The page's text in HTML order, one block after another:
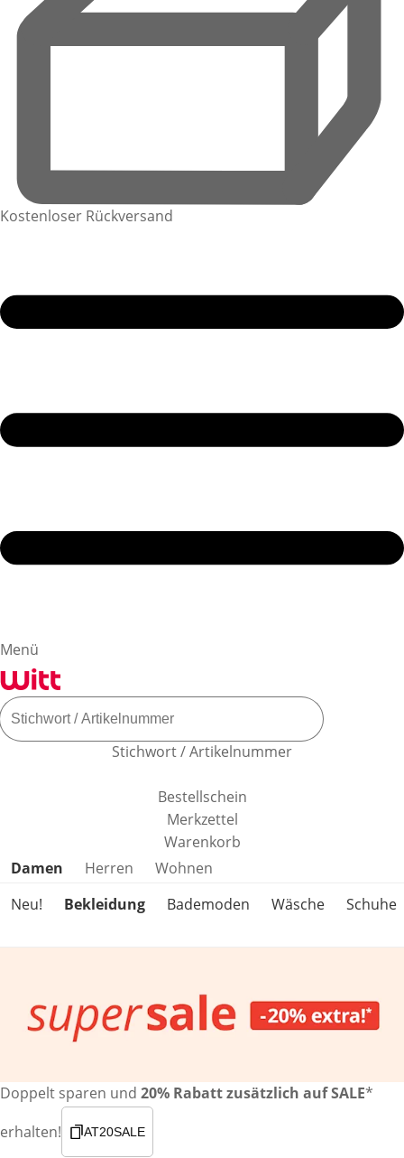
Kostenloser Rückversand
Menü
Stichwort / Artikelnummer
Bestellschein
Merkzettel
Warenkorb
Produktkategorien überspringen
Damen Herren
Wohnen
Neu!
Bekleidung Bademoden Wäsche Schuhe
Doppelt sparen und 20% Rabatt zusätzlich auf SALE*
erhalten!
AT20SALE